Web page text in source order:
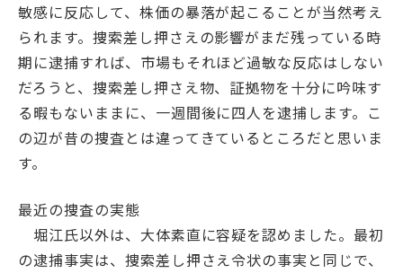
敏感に反応して、株価の暴落が起こることが当然考え
られます。捜索差し押さえの影響がまだ残っている時
期に逮捕すれば、市場もそれほど過敏な反応はしない
だろうと、捜索差し押さえ物、証拠物を十分に吟味す
る暇もないままに、一週間後に四人を逮捕します。こ
の辺が昔の捜査とは違ってきているところだと思いま
す。
最近の捜査の実態
堀江氏以外は、大体素直に容疑を認めました。最初
の逮捕事実は、捜索差し押さえ令状の事実と同じで、